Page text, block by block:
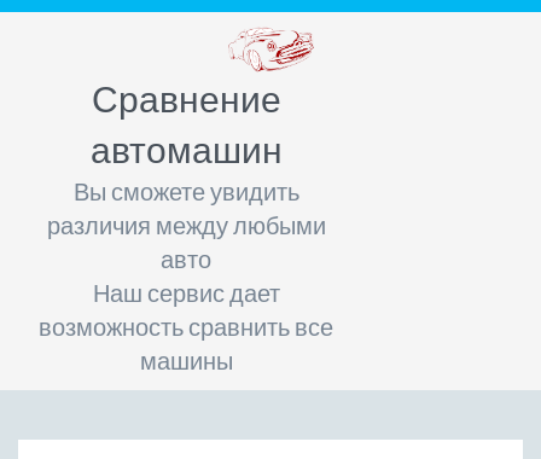
Сравнение
автомашин
Вы сможете увидить
различия между любыми
авто
Наш сервис дает
возможность сравнить все
машины